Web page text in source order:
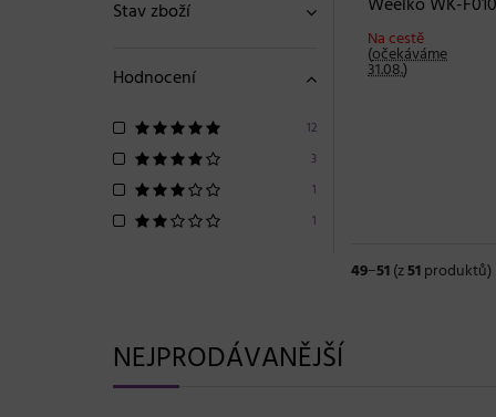
Stav zboží
Hodnocení
12
3
1
1
Na cestě
(očekáváme
31.08.)
49−51(z51produktů)
NEJPRODÁVANĚJŠÍ